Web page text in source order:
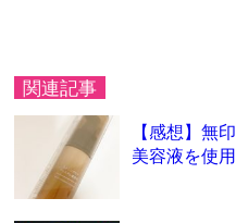
関連記事
【感想】無
美容液を使